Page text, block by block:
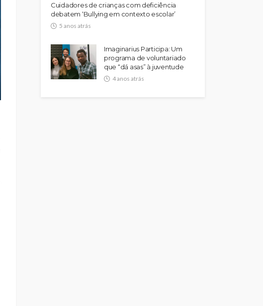
Cuidadores de crianças com deficiência
debatem ‘Bullying em contexto escolar’
5 anos atrás
Imaginarius Participa: Um
programa de voluntariado
que “dá asas” à juventude
4 anos atrás